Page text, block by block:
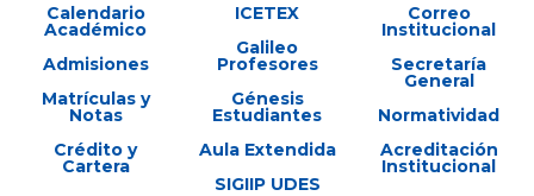
Calendario
Académico
Admisiones
Matrículas y
Notas
Crédito y
Cartera
ICETEX
Galileo
Profesores
Génesis
Estudiantes
Aula Extendida
SIGIIP UDES
Correo
Institucional
Secretaría
General
Normatividad
Acreditación
Institucional